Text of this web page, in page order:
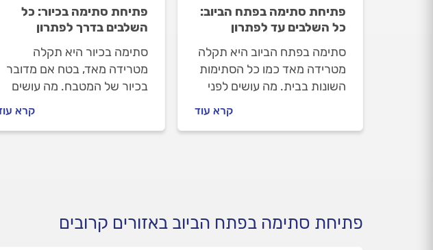
פתיחת סתימה בפתח הביוב:
כל השלבים עד לפתרון
סתימה בפתח הביוב היא תקלה
מטרידה מאד כמו כל הסתימות
השונות בבית. מה עושים לפני
מתנהלים מולו וכמה עולה
התיקון? המקצוענים מלווים
קרא עוד
פתיחת סתימה בכיור: כל
השלבים בדרך לפתרון
סתימה בכיור היא תקלה
מטרידה מאד, בטח אם מדובר
בכיור של המטבח. מה עושים
מתנהלים מולו וכמה עולה
התיקון? המקצוענים מלווים
קרא
פתיחת סתימה בפתח הביוב באזורים קרובים